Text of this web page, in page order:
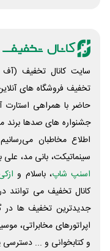
سایت کانال تخفیف
تخفیف فروشگاه های
حاضر با همراهی استارت
جشنواره های صدها برند
اطلاع مخاطبان
سینماتیکت، بانی مد، علی‌
اسنپ شاپ، باسلام و
کانال تخفیف می توانند
جدیدترین تخفیف ها در
اپراتورهای مخابراتی،
و کتابخوانی و ... دسترسی